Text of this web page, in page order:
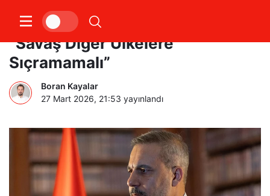
Hakan Fidan’dan Kritik Uyarı:
“Savaş Diğer Ülkelere
Sıçramamalı”
Boran Kayalar
27 Mart 2026, 21:53 yayınlandı